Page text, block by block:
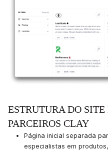
ESTRUTURA DO
PARCEIROS CLAY
Página inicial separada
especialistas em